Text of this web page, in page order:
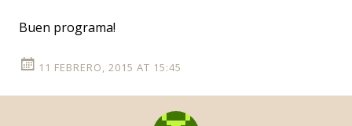
Buen programa!
11 FEBRERO, 2015 AT 15:45